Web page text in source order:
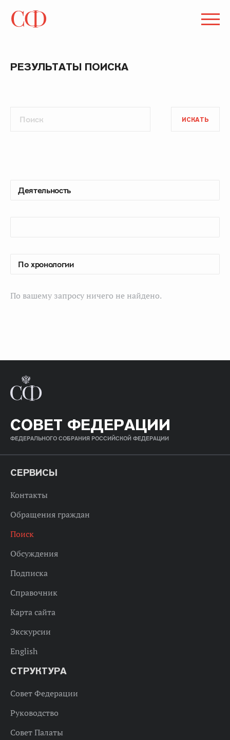
РЕЗУЛЬТАТЫ ПОИСКА
ИСКАТЬ
По вашему запросу ничего не найдено.
СОВЕТ ФЕДЕРАЦИИ
ФЕДЕРАЛЬНОГО СОБРАНИЯ РОССИЙСКОЙ ФЕДЕРАЦИИ
СЕРВИСЫ
Контакты
Обращения граждан
Поиск
Обсуждения
Подписка
Справочник
Карта сайта
Экскурсии
English
СТРУКТУРА
Совет Федерации
Руководство
Совет Палаты